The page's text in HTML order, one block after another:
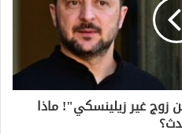
زوج غير زيلينسكي"! ماذا